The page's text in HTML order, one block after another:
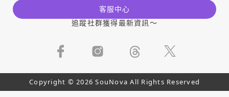
客服中心
追蹤社群獲得最新資訊～
Copyright © 2026 SouNova All Rights Reserved